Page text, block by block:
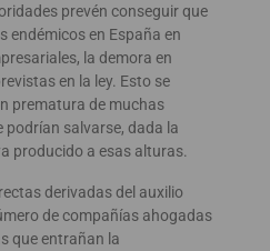
prevén conseguir que
endémicos en España en
la demora en
en la ley. Esto se
prematura de muchas
podrían salvarse, dada la
producido a esas alturas.
derivadas del auxilio
de compañías ahogadas
que entrañan la